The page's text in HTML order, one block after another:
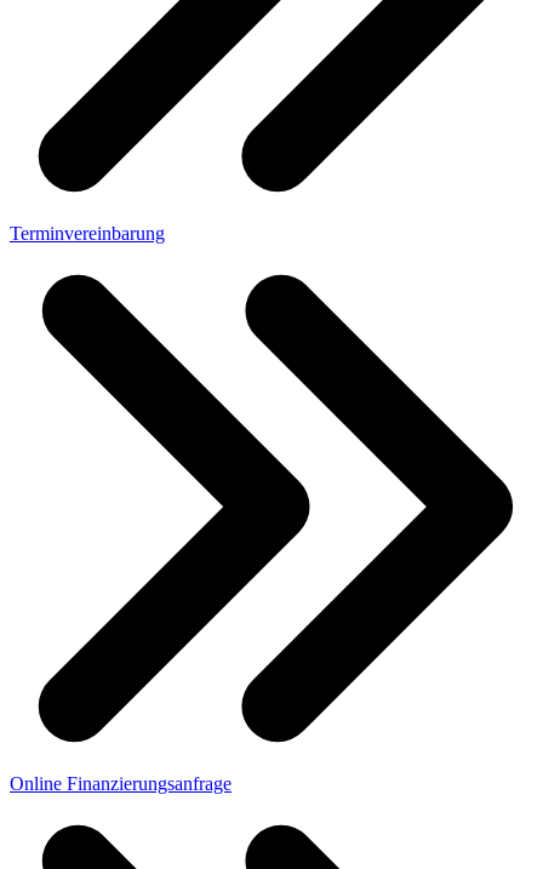
Terminvereinbarung
Online Finanzierungsanfrage